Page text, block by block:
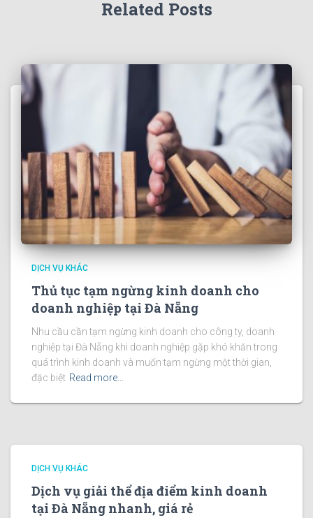
Related Posts
DỊCH VỤ KHÁC
Thủ tục tạm ngừng kinh doanh cho
doanh nghiệp tại Đà Nẵng
Nhu cầu cần tạm ngừng kinh doanh cho công ty, doanh
nghiệp tại Đà Nẵng khi doanh nghiệp gặp khó khăn trong
quá trình kinh doanh và muốn tạm ngừng một thời gian,
đặc biệt Read more…
DỊCH VỤ KHÁC
Dịch vụ giải thể địa điểm kinh doanh
tại Đà Nẵng nhanh, giá rẻ